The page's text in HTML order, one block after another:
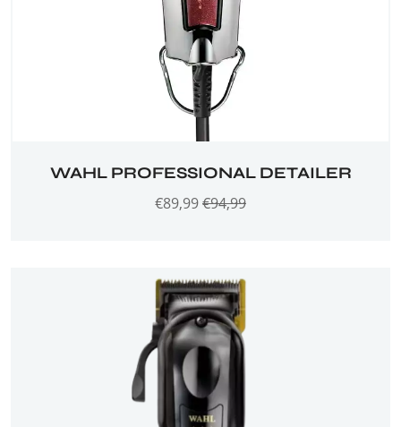
WAHL PROFESSIONAL DETAILER
€89,99€94,99